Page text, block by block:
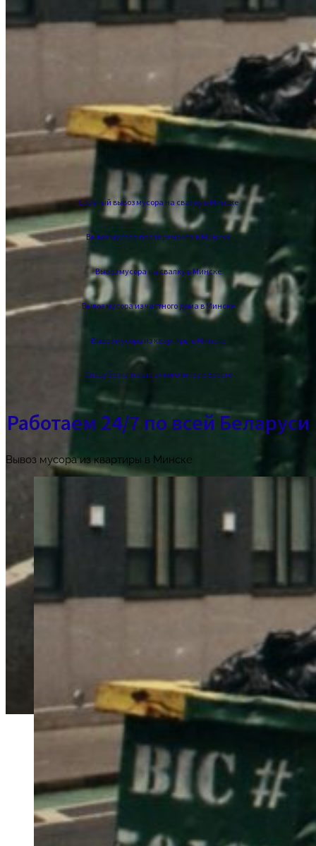
Срочный вывоз мусора на свалку в Минске
Вывоз мусора после ремонта в Минске
Вывоз мусора на свалку в Минске
Вывоз мусора из частного дома в Минске
Вывоз мусора из квартиры в Минске
Спецуборка после алкоголиков в Бресте
Работаем 24/7 по всей Беларуси
Вывоз мусора из квартиры в Минске